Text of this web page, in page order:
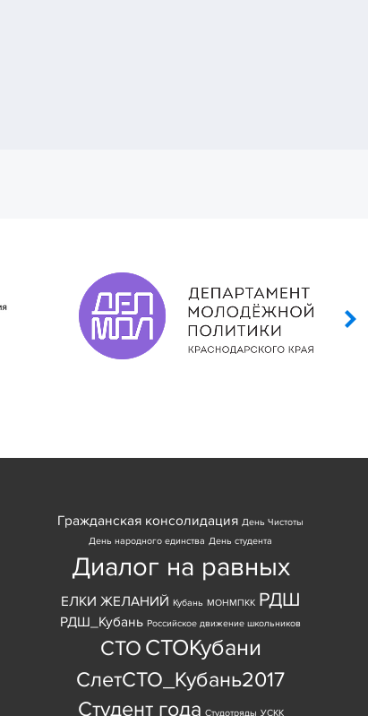
Гражданская консолидация День Чистоты
День народного единства День студента
Диалог на равных
ЕЛКИ ЖЕЛАНИЙ Кубань МОНМПКК РДШ
РДШ_Кубань Российское движение школьников
СТО СТОКубани
СлетСТО_Кубань2017
Студент года Студотряды УСКК